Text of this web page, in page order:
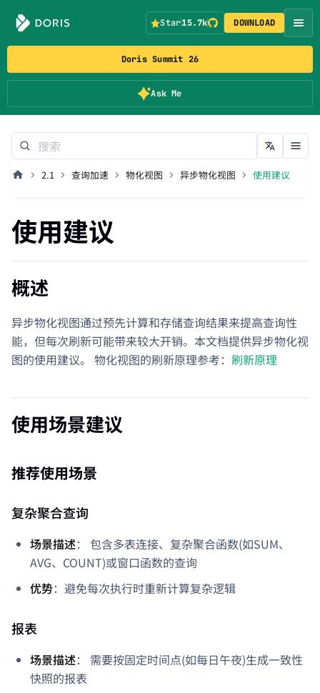
Doris Summit 26
Ask Me
Star15.7k DOWNLOAD
2.1 查询加速 物化视图 异步物化视图 使用建议
使用建议
概述
异步物化视图通过预先计算和存储查询结果来提高查询性
能，但每次刷新可能带来较大开销。本文档提供异步物化视
图的使用建议。 物化视图的刷新原理参考： 刷新原理
使用场景建议
推荐使用场景
复杂聚合查询
场景描述： 包含多表连接、复杂聚合函数(如SUM、
AVG、COUNT)或窗口函数的查询
优势：避免每次执行时重新计算复杂逻辑
报表
场景描述： 需要按固定时间点(如每日午夜)生成一致性
快照的报表